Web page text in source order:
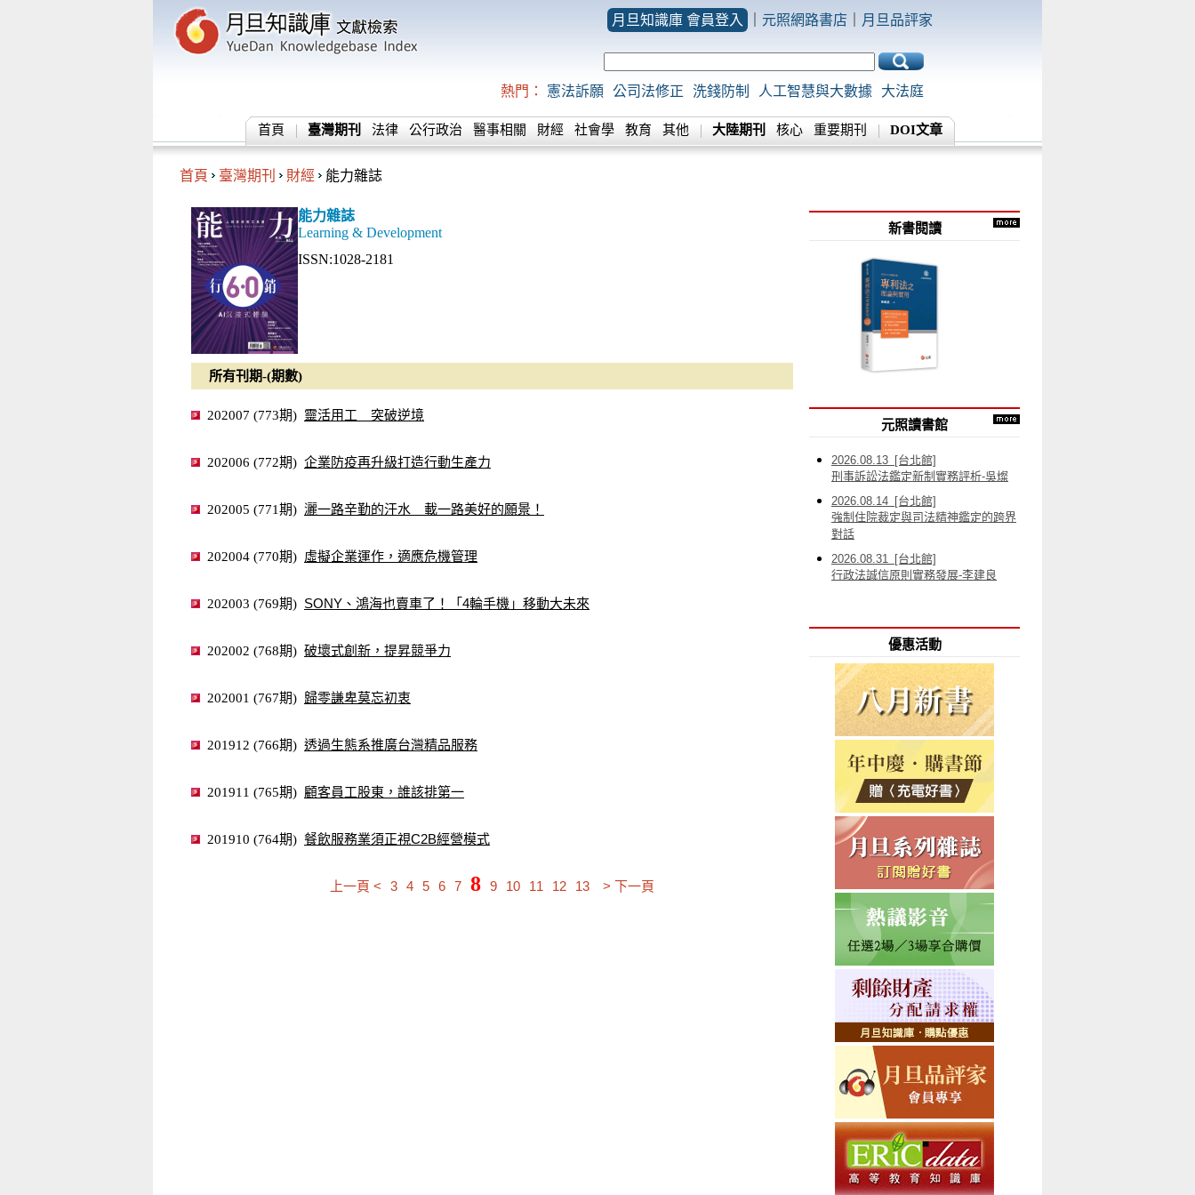
月旦知識庫 會員登入 元照網路書店 月旦品評家
熱門： 憲法訴願 公司法修正 洗錢防制 人工智慧與大數據 大法庭
首頁 臺灣期刊 法律 公行政治 醫事相關 財經 社會學 教育 其他 大陸期刊 核心 重要期刊 DOI文章
首頁 臺灣期刊 財經 能力雜誌
能力雜誌
Learning & Development
ISSN:1028-2181
所有刊期-(期數)
202007 (773期) 靈活用工 突破逆境
202006 (772期) 企業防疫再升級打造行動生產力
202005 (771期) 灑一路辛勤的汗水 載一路美好的願景！
202004 (770期) 虛擬企業運作，適應危機管理
202003 (769期) SONY、鴻海也賣車了！「4輪手機」移動大未來
202002 (768期) 破壞式創新，提昇競爭力
202001 (767期) 歸零謙卑莫忘初衷
201912 (766期) 透過生態系推廣台灣精品服務
201911 (765期) 顧客員工股東，誰該排第一
201910 (764期) 餐飲服務業須正視C2B經營模式
上一頁 < 3 4 5 6 7 8 9 10 11 12 13 > 下一頁
新書閱讀
元照讀書館
2026.08.13 [台北館]
刑事訴訟法鑑定新制實務評析-吳燦
2026.08.14 [台北館]
強制住院裁定與司法精神鑑定的跨界
對話
2026.08.31 [台北館]
行政法誠信原則實務發展-李建良
優惠活動